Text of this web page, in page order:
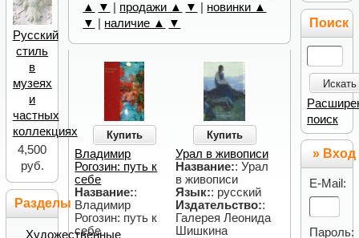
▲
▼ продажи ▲ ▼
новинки ▲
▼
наличие ▲ ▼
Купить
Владимир
Рогозин: путь к
себе
Название::
Владимир
Рогозин: путь к
себе
Купить
Урал в живописи
Название:: Урал
в живописи
Язык:: русский
Издательство::
Галерея Леонида
Шишкина
Русский
стиль
в
музеях
и
частных
коллекциях
4,500
руб.
Разделы
Художественные
Поиск
Искать
поиск
» Вход
E-Mail:
Пароль: